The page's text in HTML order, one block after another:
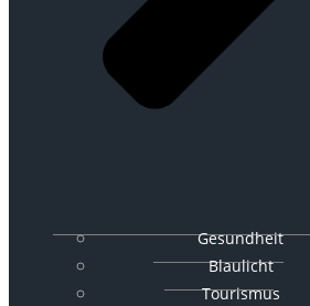
Gesundheit
Blaulicht
Tourismus